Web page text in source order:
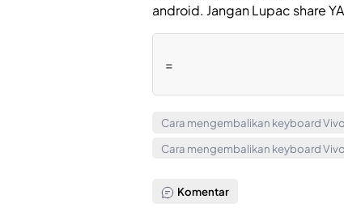
android. Jangan Lupac share YA
=
Cara mengembalikan keyboard Vivo
Cara mengembalikan keyboard
Komentar